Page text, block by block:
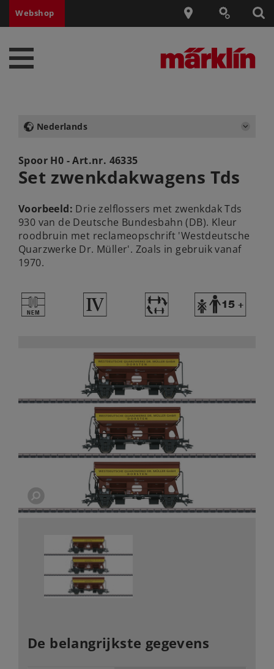
Webshop
Nederlands
Spoor H0 - Art.nr. 46335
Set zwenkdakwagens Tds
Voorbeeld: Drie zelflossers met zwenkdak Tds
930 van de Deutsche Bundesbahn (DB). Kleur
roodbruin met reclameopschrift 'Westdeutsche
Quarzwerke Dr. Müller'. Zoals in gebruik vanaf
1970.
U 4 ~ Y
De belangrijkste gegevens